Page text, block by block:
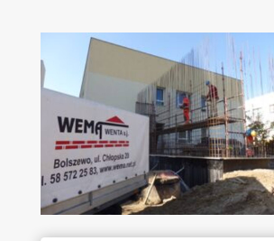
oddziału